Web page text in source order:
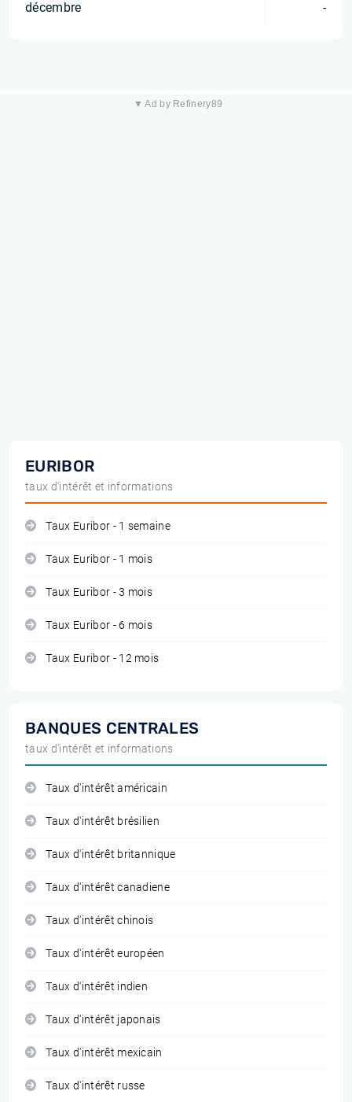
décembre -
▼ Ad by Refinery89
EURIBOR
taux d'intérêt et informations
Taux Euribor - 1 semaine
Taux Euribor - 1 mois
Taux Euribor - 3 mois
Taux Euribor - 6 mois
Taux Euribor - 12 mois
BANQUES CENTRALES
taux d'intérêt et informations
Taux d'intérêt américain
Taux d'intérêt brésilien
Taux d'intérêt britannique
Taux d'intérêt canadiene
Taux d'intérêt chinois
Taux d'intérêt européen
Taux d'intérêt indien
Taux d'intérêt japonais
Taux d'intérêt mexicain
Taux d'intérêt russe